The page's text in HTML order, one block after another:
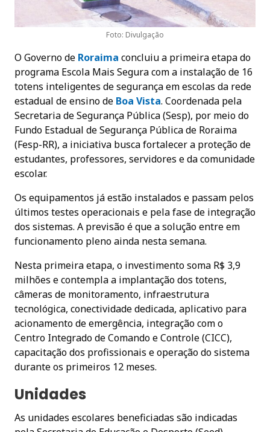
Foto: Divulgação
O Governo de Roraima concluiu a primeira etapa do
programa Escola Mais Segura com a instalação de 16
totens inteligentes de segurança em escolas da rede
estadual de ensino de Boa Vista. Coordenada pela
Secretaria de Segurança Pública (Sesp), por meio do
Fundo Estadual de Segurança Pública de Roraima
(Fesp-RR), a iniciativa busca fortalecer a proteção de
estudantes, professores, servidores e da comunidade
escolar.
Os equipamentos já estão instalados e passam pelos
últimos testes operacionais e pela fase de integração
dos sistemas. A previsão é que a solução entre em
funcionamento pleno ainda nesta semana.
Nesta primeira etapa, o investimento soma R$ 3,9
milhões e contempla a implantação dos totens,
câmeras de monitoramento, infraestrutura
tecnológica, conectividade dedicada, aplicativo para
acionamento de emergência, integração com o
Centro Integrado de Comando e Controle (CICC),
capacitação dos profissionais e operação do sistema
durante os primeiros 12 meses.
Unidades
As unidades escolares beneficiadas são indicadas